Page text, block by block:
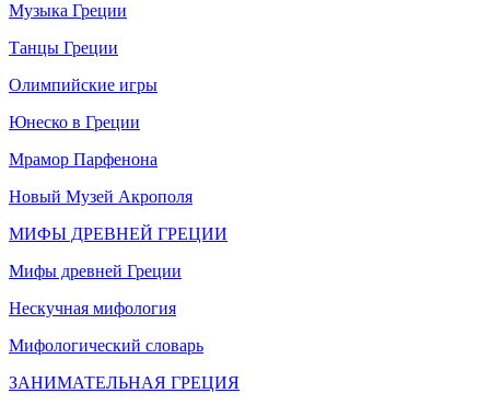
Музыка Греции
Танцы Греции
Олимпийские игры
Юнеско в Греции
Мрамор Парфенона
Новый Музей Акрополя
МИФЫ ДРЕВНЕЙ ГРЕЦИИ
Мифы древней Греции
Нескучная мифология
Мифологический словарь
ЗАНИМАТЕЛЬНАЯ ГРЕЦИЯ